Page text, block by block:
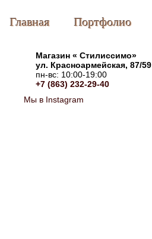
Главная Портфолио
Магазин « Стилиссимо»
ул. Красноармейская, 87/59
пн-вс: 10:00-19:00
+7 (863) 232-29-40
Мы в Instagram